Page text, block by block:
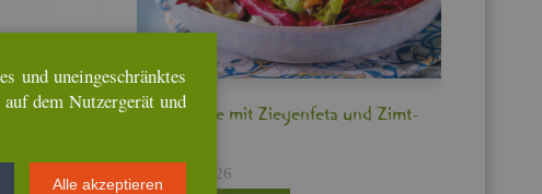
Bit­ter­sa­la­te mit Zie­gen­fe­ta und Zimt­
17. Feb, 2026
und un­ein­ge­schränk­tes
dem Nut­zer­ge­rät und
Alle ak­zep­tie­ren